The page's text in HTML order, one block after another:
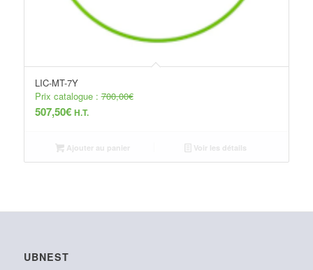
LIC-MT-7Y
Prix catalogue :700,00€
507,50€ H.T.
Ajouter au panier Voir les détails
UBNEST